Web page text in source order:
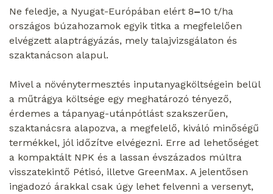
Ne feledje, a Nyugat-Európában elért 8–10 t/ha
országos búzahozamok egyik titka a megfelelően
elvégzett alaptrágyázás, mely talajvizsgálaton és
szaktanácson alapul.
Mivel a növénytermesztés inputanyagköltségein belül
a műtrágya költsége egy meghatározó tényező,
érdemes a tápanyag-utánpótlást szakszerűen,
szaktanácsra alapozva, a megfelelő, kiváló minőségű
termékkel, jól időzítve elvégezni. Erre ad lehetőséget
a kompaktált NPK és a lassan évszázados múltra
visszatekintő Pétisó, illetve GreenMax. A jelentősen
ingadozó árakkal csak úgy lehet felvenni a versenyt,